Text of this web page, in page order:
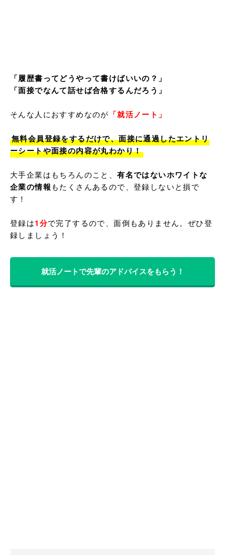
「履歴書ってどうやって書けばいいの？」
「面接でなんて話せば合格するんだろう」
そんな人におすすめなのが 「就活ノート」
無料会員登録をするだけで、面接に通過したエントリ
ーシートや面接の内容が丸わかり！
大手企業はもちろんのこと、有名ではないホワイトな
企業の情報もたくさんあるので、登録しないと損で
す！
登録は1分で完了するので、面倒もありません。ぜひ登
就活ノートで先輩のアドバイスをもらう！